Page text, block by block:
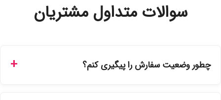
سوالات متداول مشتریان
چطور وضعیت سفارش را پیگیری کنم؟